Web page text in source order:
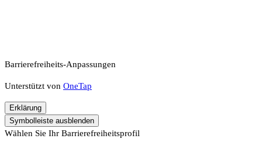
Barrierefreiheits-Anpassungen
Unterstützt von OneTap
Erklärung
Symbolleiste ausblenden
Wählen Sie Ihr Barrierefreiheitsprofil